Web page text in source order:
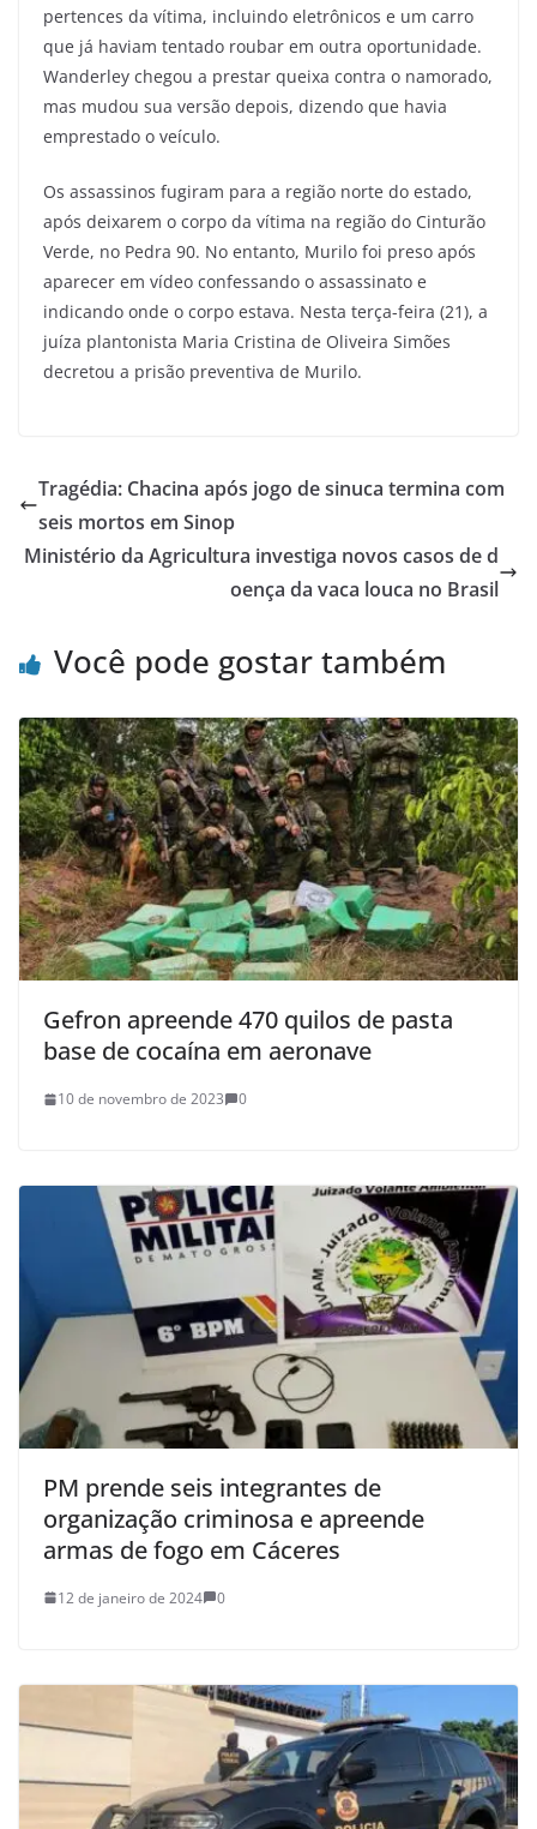
pertences da vítima, incluindo eletrônicos e um carro
que já haviam tentado roubar em outra oportunidade.
Wanderley chegou a prestar queixa contra o namorado,
mas mudou sua versão depois, dizendo que havia
emprestado o veículo.
Os assassinos fugiram para a região norte do estado,
após deixarem o corpo da vítima na região do Cinturão
Verde, no Pedra 90. No entanto, Murilo foi preso após
aparecer em vídeo confessando o assassinato e
indicando onde o corpo estava. Nesta terça-feira (21), a
juíza plantonista Maria Cristina de Oliveira Simões
decretou a prisão preventiva de Murilo.
Tragédia: Chacina após jogo de sinuca termina com
seis mortos em Sinop
Ministério da Agricultura investiga novos casos de d
oença da vaca louca no Brasil
Você pode gostar também
Gefron apreende 470 quilos de pasta
base de cocaína em aeronave
10 de novembro de 2023 0
PM prende seis integrantes de
organização criminosa e apreende
armas de fogo em Cáceres
12 de janeiro de 2024 0